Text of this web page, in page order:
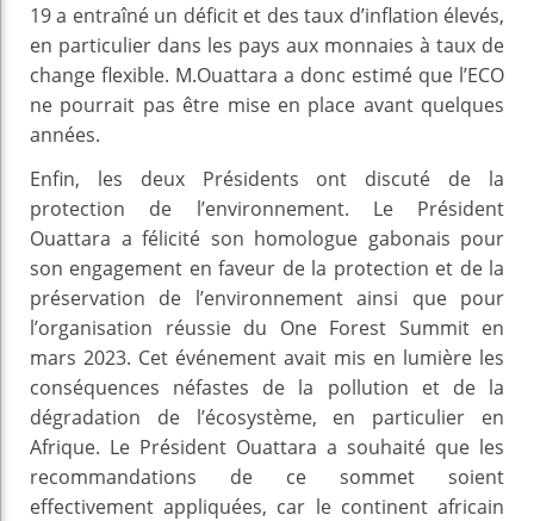
19 a entraîné un déficit et des taux d’inflation élevés,
en particulier dans les pays aux monnaies à taux de
change flexible. M.Ouattara a donc estimé que l’ECO
ne pourrait pas être mise en place avant quelques
années.
Enfin, les deux Présidents ont discuté de la
protection de l’environnement. Le Président
Ouattara a félicité son homologue gabonais pour
son engagement en faveur de la protection et de la
préservation de l’environnement ainsi que pour
l’organisation réussie du One Forest Summit en
mars 2023. Cet événement avait mis en lumière les
conséquences néfastes de la pollution et de la
dégradation de l’écosystème, en particulier en
Afrique. Le Président Ouattara a souhaité que les
recommandations de ce sommet soient
effectivement appliquées, car le continent africain